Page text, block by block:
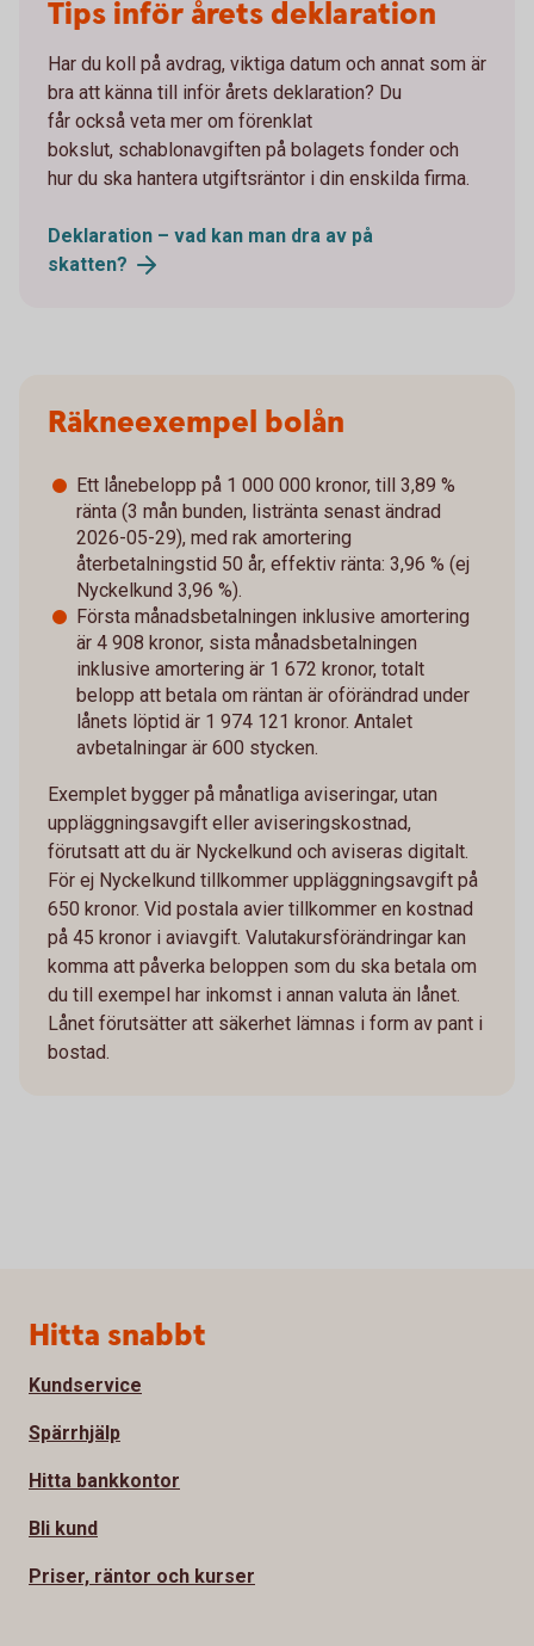
Tips inför årets deklaration
Har du koll på avdrag, viktiga datum och annat som är
bra att känna till inför årets deklaration? Du
får också veta mer om förenklat
bokslut, schablonavgiften på bolagets fonder och
hur du ska hantera utgiftsräntor i din enskilda firma.
Deklaration – vad kan man dra av på
skatten?
Räkneexempel bolån
Ett lånebelopp på 1 000 000 kronor, till 3,89 %
ränta (3 mån bunden, listränta senast ändrad
2026-05-29), med rak amortering
återbetalningstid 50 år, effektiv ränta: 3,96 % (ej
Nyckelkund 3,96 %).
Första månadsbetalningen inklusive amortering
är 4 908 kronor, sista månadsbetalningen
inklusive amortering är 1 672 kronor, totalt
belopp att betala om räntan är oförändrad under
lånets löptid är 1 974 121 kronor. Antalet
avbetalningar är 600 stycken.
Exemplet bygger på månatliga aviseringar, utan
uppläggningsavgift eller aviseringskostnad,
förutsatt att du är Nyckelkund och aviseras digitalt.
För ej Nyckelkund tillkommer uppläggningsavgift på
650 kronor. Vid postala avier tillkommer en kostnad
på 45 kronor i aviavgift. Valutakursförändringar kan
komma att påverka beloppen som du ska betala om
du till exempel har inkomst i annan valuta än lånet.
Lånet förutsätter att säkerhet lämnas i form av pant i
bostad.
Sidfot
Hitta snabbt
Kundservice
Spärrhjälp
Hitta bankkontor
Bli kund
Priser, räntor och kurser